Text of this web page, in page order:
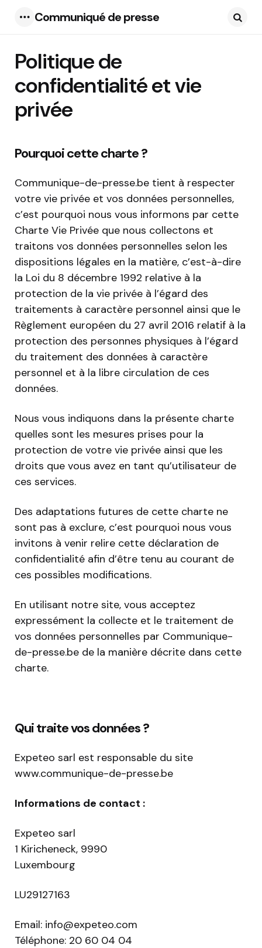
Communiqué de presse
Politique de
confidentialité et vie
privée
Pourquoi cette charte ?
Communique-de-presse.be tient à respecter
votre vie privée et vos données personnelles,
c’est pourquoi nous vous informons par cette
Charte Vie Privée que nous collectons et
traitons vos données personnelles selon les
dispositions légales en la matière, c’est-à-dire
la Loi du 8 décembre 1992 relative à la
protection de la vie privée à l’égard des
traitements à caractère personnel ainsi que le
Règlement européen du 27 avril 2016 relatif à la
protection des personnes physiques à l’égard
du traitement des données à caractère
personnel et à la libre circulation de ces
données.
Nous vous indiquons dans la présente charte
quelles sont les mesures prises pour la
protection de votre vie privée ainsi que les
droits que vous avez en tant qu’utilisateur de
ces services.
Des adaptations futures de cette charte ne
sont pas à exclure, c’est pourquoi nous vous
invitons à venir relire cette déclaration de
confidentialité afin d’être tenu au courant de
ces possibles modifications.
En utilisant notre site, vous acceptez
expressément la collecte et le traitement de
vos données personnelles par Communique-
de-presse.be de la manière décrite dans cette
charte.
Qui traite vos données ?
Expeteo sarl est responsable du site
www.communique-de-presse.be
Informations de contact :
Expeteo sarl
1 Kiricheneck, 9990
Luxembourg
LU29127163
Email: info@expeteo.com
Téléphone: 20 60 04 04